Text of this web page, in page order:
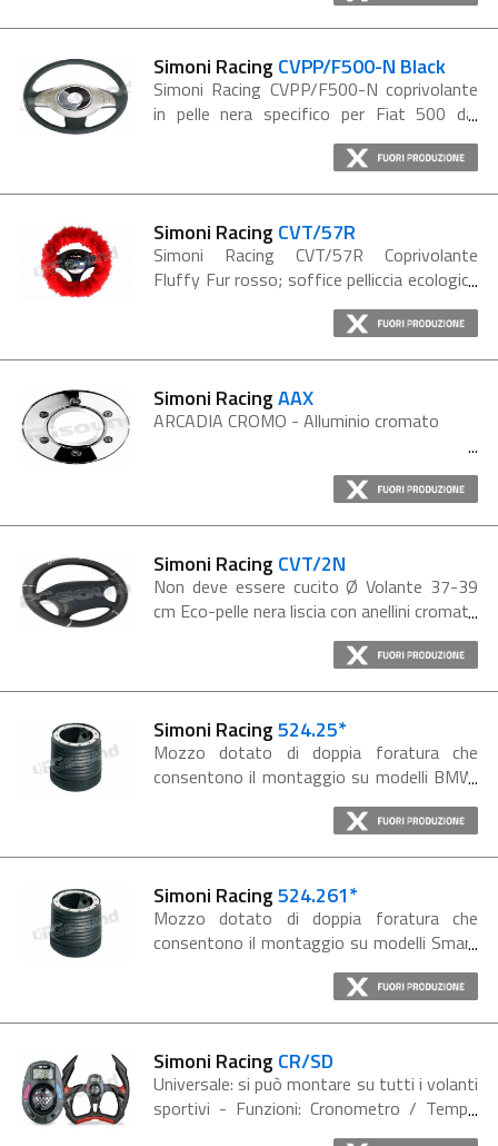
Simoni Racing CVPP/F500-N Black
Simoni Racing CVPP/F500-N coprivolante
in pelle nera specifico per Fiat 500 dal
Simoni Racing CVT/57R
Simoni Racing CVT/57R Coprivolante
Fluffy Fur rosso; soffice pelliccia ecologica
rossa con nouances nere per volanti diam.
Simoni RacingAAX
ARCADIA CROMO - Alluminio cromato
Simoni Racing CVT/2N
Non deve essere cucito Ø Volante 37-39
cm Eco-pelle nera liscia con anellini cromati
Simoni Racing524.25*
Mozzo dotato di doppia foratura che
consentono il montaggio su modelli BMW:
Serie 3 E46 (4/98>06) Serie 3 E90 (05>)
Simoni Racing524.261*
Mozzo dotato di doppia foratura che
consentono il montaggio su modelli Smart
Simoni Racing CR/SD
Universale: si può montare su tutti i volanti
sportivi - Funzioni: Cronometro / Tempo
parziale, Totale / Datario / Orologio /